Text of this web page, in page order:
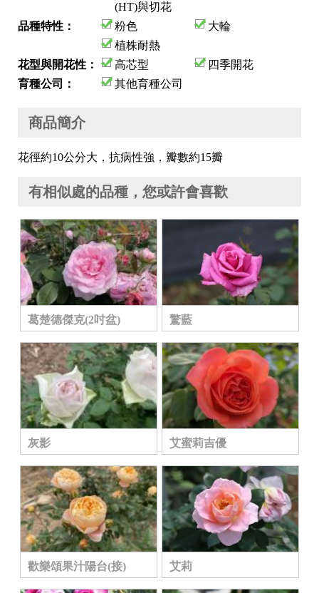
(HT)與切花
品種特性：
粉色
大輪
植株耐熱
花型與開花性：
高芯型
四季開花
育種公司：
其他育種公司
商品簡介
花徑約10公分大，抗病性強，瓣數約15瓣
有相似處的品種，您或許會喜歡
葛楚德傑克(2吋盆) 驚藍
灰影 艾蜜莉吉優
歡樂頌果汁陽台(接) 艾莉